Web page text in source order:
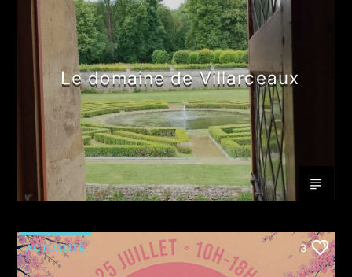
Le domaine de Villarceaux
ACTUALITÉ 3